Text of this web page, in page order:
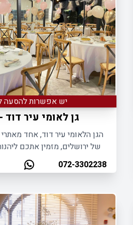
יש אפשרות להסעה
גן לאומי עיר דוד
הגן הלאומי עיר דוד, אחד מאתרי
של ירושלים, מזמין אתכם
לאירוח אירועים072-3302238